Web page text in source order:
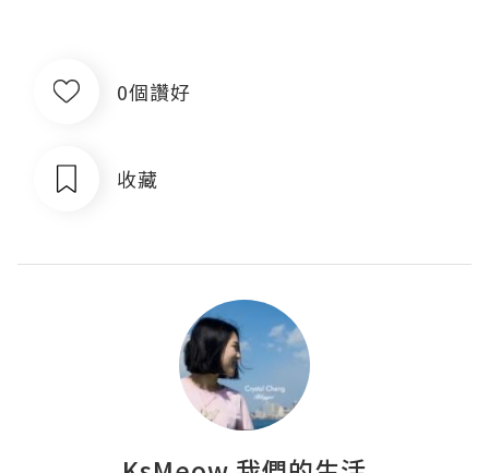
0個讚好
收藏